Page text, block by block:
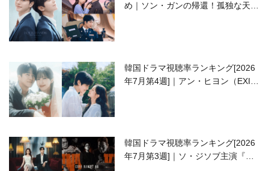
め｜ソン・ガンの帰還！孤独な天才
韓国ドラマ視聴率ランキング[2026
年7月第4週]｜アン・ヒヨン（EXID
韓国ドラマ視聴率ランキング[2026
年7月第3週]｜ソ・ジソブ主演『エ